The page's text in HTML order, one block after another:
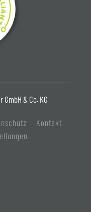
& Co. KG
Kontakt